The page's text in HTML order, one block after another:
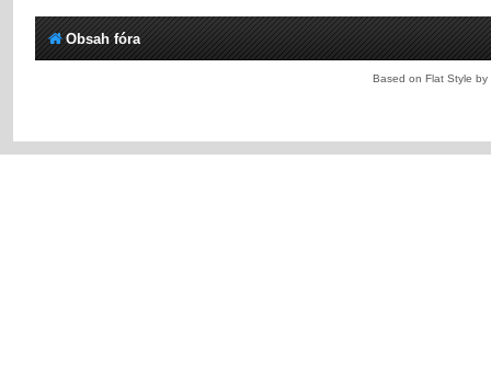
Obsah fóra
Based on Flat Style by